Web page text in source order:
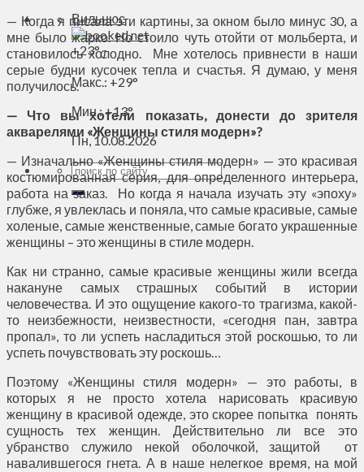
Вильнюс
+23°C
Макс.: +29°
Мин.:+13°
Пн, 10.08.2026
— Когда я писала эти картины, за окном было минус 30, а
мне было жарко. Но стоило чуть отойти от мольберта, и
становилось холодно. Мне хотелось привнести в наши
серые будни кусочек тепла и счастья. Я думаю, у меня
получилось.
— Что вы хотели показать, донести до зрителя
акварелями «Женщины стиля модерн»?
— Изначально «Женщины стиля модерн» — это красивая
костюмированная серия, для определенного интерьера,
работа на заказ. Но когда я начала изучать эту «эпоху»
глубже, я увлеклась и поняла, что самые красивые, самые
холеные, самые женственные, самые богато украшенные
женщины – это женщины в стиле модерн.
Как ни странно, самые красивые женщины жили всегда
накануне самых страшных событий в истории
человечества. И это ощущение какого-то трагизма, какой-
то неизбежности, неизвестности, «сегодня пан, завтра
пропал», то ли успеть насладиться этой роскошью, то ли
успеть почувствовать эту роскошь…
Поэтому «Женщины стиля модерн» — это работы, в
которых я не просто хотела нарисовать красивую
женщину в красивой одежде, это скорее попытка понять
сущность тех женщин. Действительно ли все это
убранство служило некой оболочкой, защитой от
навалившегося гнета. А в наше нелегкое время, на мой